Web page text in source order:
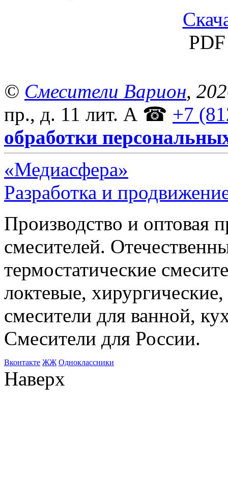
© Смесители Варион,
пр., д. 11 лит. А ☎ +7
обработки
«Медиасфера»
Разработка и
Производство и оптовая
смесителей.
термостатические
локтевые,
смесители для ванной,
Смесители для России.
Bконтакте ЖЖ Одноклассники
Наверх